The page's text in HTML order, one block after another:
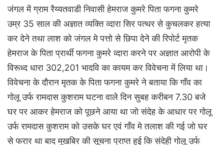
जंगल में ग्राम रैय्यतवाडी निवासी हेमराज कुमरे पिता फगना कुमरे
उम्र 35 साल की अज्ञात व्यक्ति व्दारा सिर पत्थर से कुचलकर हत्या
कर देने तथा लाश को जंगल मे पत्तो से छिपा देने की रिपोर्ट मृतक
हेमराज के पिता प्रार्थी फगना कुमरे व्दारा करने पर अज्ञात आरोपी के
विरूध्द धारा 302,201 भादवि का कायम कर विवेचना में लिया था।
विवेचना के दौरान मृतक के पिता फगना कुमरे ने बताया कि गाँव का
गोलू उर्फ रामदास कुशराम घटना वाले दिन सुबह करीबन 7.30 बजे
घर पर आकर हेमराज को पूछने आया था जो संदेह के आधार पर गोलू
उर्फ रामदास कुशराम को उसके घर एवं गाँव मे तलाश की गई जो घर
से फरार था बाद मुखबिर की सूचना प्राप्त हुई कि संदेही गोलू उर्फ